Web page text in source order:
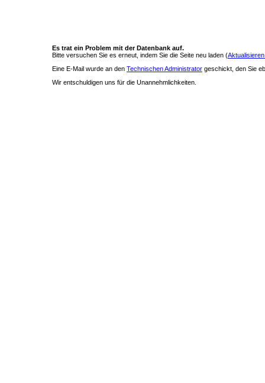
Es trat ein Problem mit der Datenbank auf.
Bitte versuchen Sie es erneut, indem Sie die Seite neu laden (
Eine E-Mail wurde an den Technischen Administrator geschickt, den Sie
Wir entschuldigen uns für die Unannehmlichkeiten.